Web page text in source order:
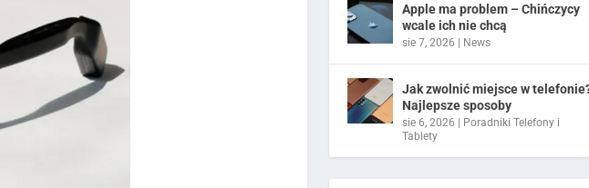
Apple ma problem – Chińczycy
wcale ich nie chcą
sie 7, 2026 | News
Jak zwolnić miejsce w
Najlepsze sposoby
sie 6, 2026 | Poradniki Telefony i
Tablety